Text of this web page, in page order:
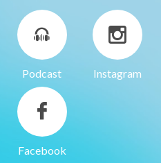
Podcast Instagram
Facebook